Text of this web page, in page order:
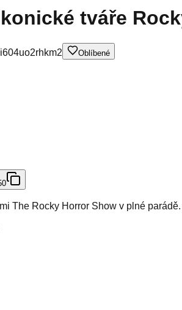
tváře
Oblíbené
The Rocky Horror Show v plné parádě.